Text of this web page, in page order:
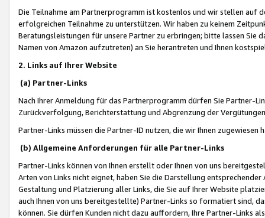
Die Teilnahme am Partnerprogramm ist kostenlos und wir stellen auf
erfolgreichen Teilnahme zu unterstützen. Wir haben zu keinem
Beratungsleistungen für unsere Partner zu erbringen; bitte lassen Sie
Namen von Amazon aufzutreten) an Sie herantreten und Ihnen
2. Links auf Ihrer Website
(a) Partner-Links
Nach Ihrer Anmeldung für das Partnerprogramm dürfen Sie Partner-
Zurückverfolgung, Berichterstattung und Abgrenzung der
Partner-Links müssen die Partner-ID nutzen, die wir Ihnen zugewiesen
(b) Allgemeine Anforderungen für alle Partner-Links
Partner-Links können von Ihnen erstellt oder Ihnen von uns
Arten von Links nicht eignet, haben Sie die Darstellung
Gestaltung und Platzierung aller Links, die Sie auf Ihrer Website
auch Ihnen von uns bereitgestellte) Partner-Links so formatiert sind,
können. Sie dürfen Kunden nicht dazu auffordern, Ihre Partner-Links